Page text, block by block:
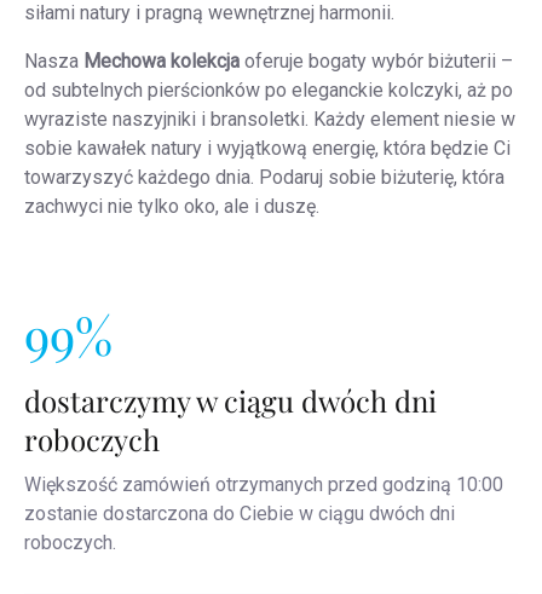
siłami natury i pragną wewnętrznej harmonii.
Nasza Mechowa kolekcja oferuje bogaty wybór biżuterii –
od subtelnych pierścionków po eleganckie kolczyki, aż po
wyraziste naszyjniki i bransoletki. Każdy element niesie w
sobie kawałek natury i wyjątkową energię, która będzie Ci
towarzyszyć każdego dnia. Podaruj sobie biżuterię, która
zachwyci nie tylko oko, ale i duszę.
99%
dostarczymy w ciągu dwóch dni
roboczych
Większość zamówień otrzymanych przed godziną 10:00
zostanie dostarczona do Ciebie w ciągu dwóch dni
roboczych.